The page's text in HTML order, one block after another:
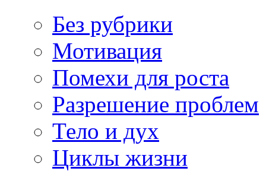
Без рубрики
Мотивация
Помехи для роста
Разрешение проблем
Тело и дух
Циклы жизни